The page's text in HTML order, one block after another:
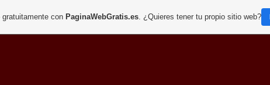
con PaginaWebGratis.es. ¿Quieres tener tu propio sitio web?